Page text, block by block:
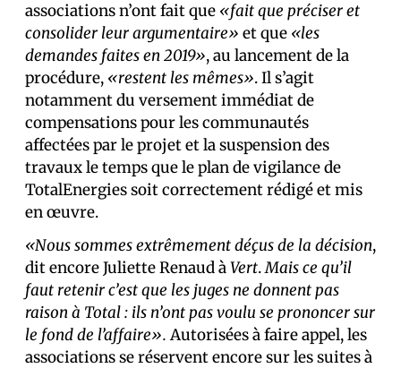
associations n’ont fait que «fait que préciser et
consolider leur argumentaire» et que «les
demandes faites en 2019», au lancement de la
procédure, «restent les mêmes». Il s’agit
notamment du versement immédiat de
compensations pour les communautés
affectées par le projet et la suspension des
travaux le temps que le plan de vigilance de
TotalEnergies soit correctement rédigé et mis
en œuvre.
«Nous sommes extrêmement déçus de la décision,
dit encore Juliette Renaud àVert.Mais ce qu’il
faut retenir c’est que les juges ne donnent pas
raison à Total : ils n’ont pas voulu se prononcer sur
le fond de l’affaire».Autorisées à faire appel, les
associations se réservent encore sur les suites à